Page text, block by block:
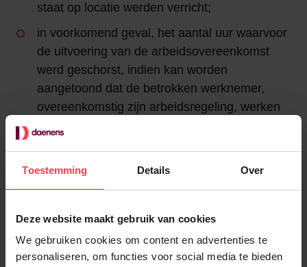
Toestemming Details Over
Deze website maakt gebruik van cookies
We gebruiken cookies om content en advertenties te
personaliseren, om functies voor social media te bieden
staat op locatie werden verricht;
in voorkomend geval, het aantal uur waarvoor
de uitvoering van de arbeidsovereenkomst
werd geschorst, indien kan worden
aangetoond dat de betrokken werknemer,
overeenkomstig zijn arbeidsregeling, werken
het totaal aantal effectief gepresteerde
waarvoor de uitvoering van de